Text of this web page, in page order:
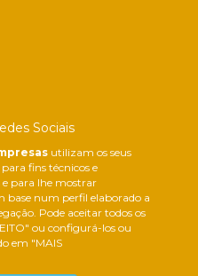
utilizam os seus
fins técnicos e
para lhe mostrar
base num perfil elaborado a
Pode aceitar todos os
ou configurá-los ou
em "MAIS
Sociais